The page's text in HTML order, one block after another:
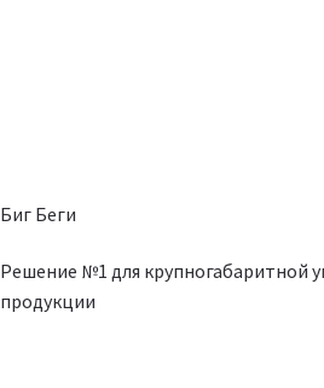
Биг Беги
Решение №1 для крупногабаритной
продукции